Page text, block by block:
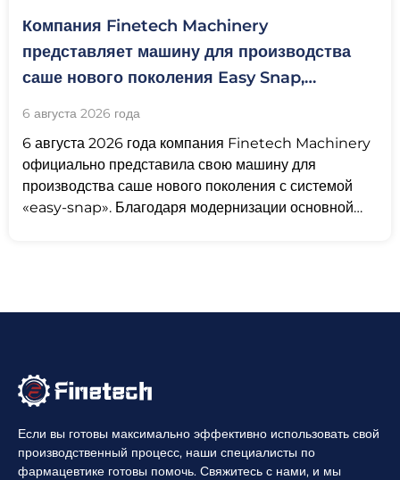
Компания Finetech Machinery
представляет машину для производства
саше нового поколения Easy Snap,
дозами
6 августа 2026 года
6 августа 2026 года компания Finetech Machinery
официально представила свою машину для
производства саше нового поколения с системой
«easy-snap». Благодаря модернизации основной
Если вы готовы максимально эффективно использовать свой
производственный процесс, наши специалисты по
фармацевтике готовы помочь. Свяжитесь с нами, и мы